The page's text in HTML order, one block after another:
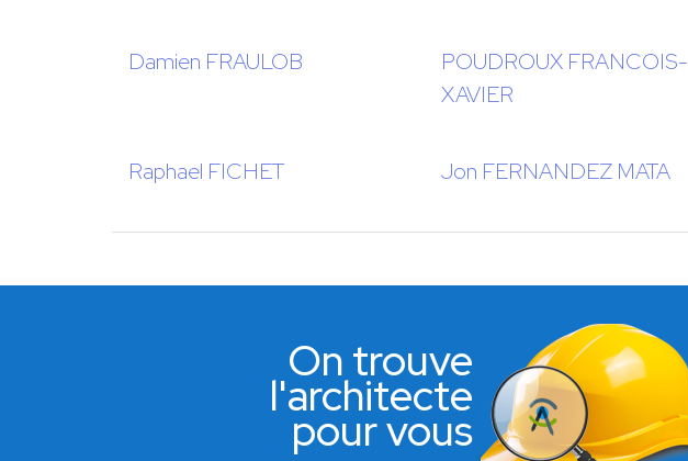
Damien FRAULOB
POUDROUX FRANCOIS-
XAVIER
Raphael FICHET Jon FERNANDEZ MATA
On trouve
l'architecte
pour vous